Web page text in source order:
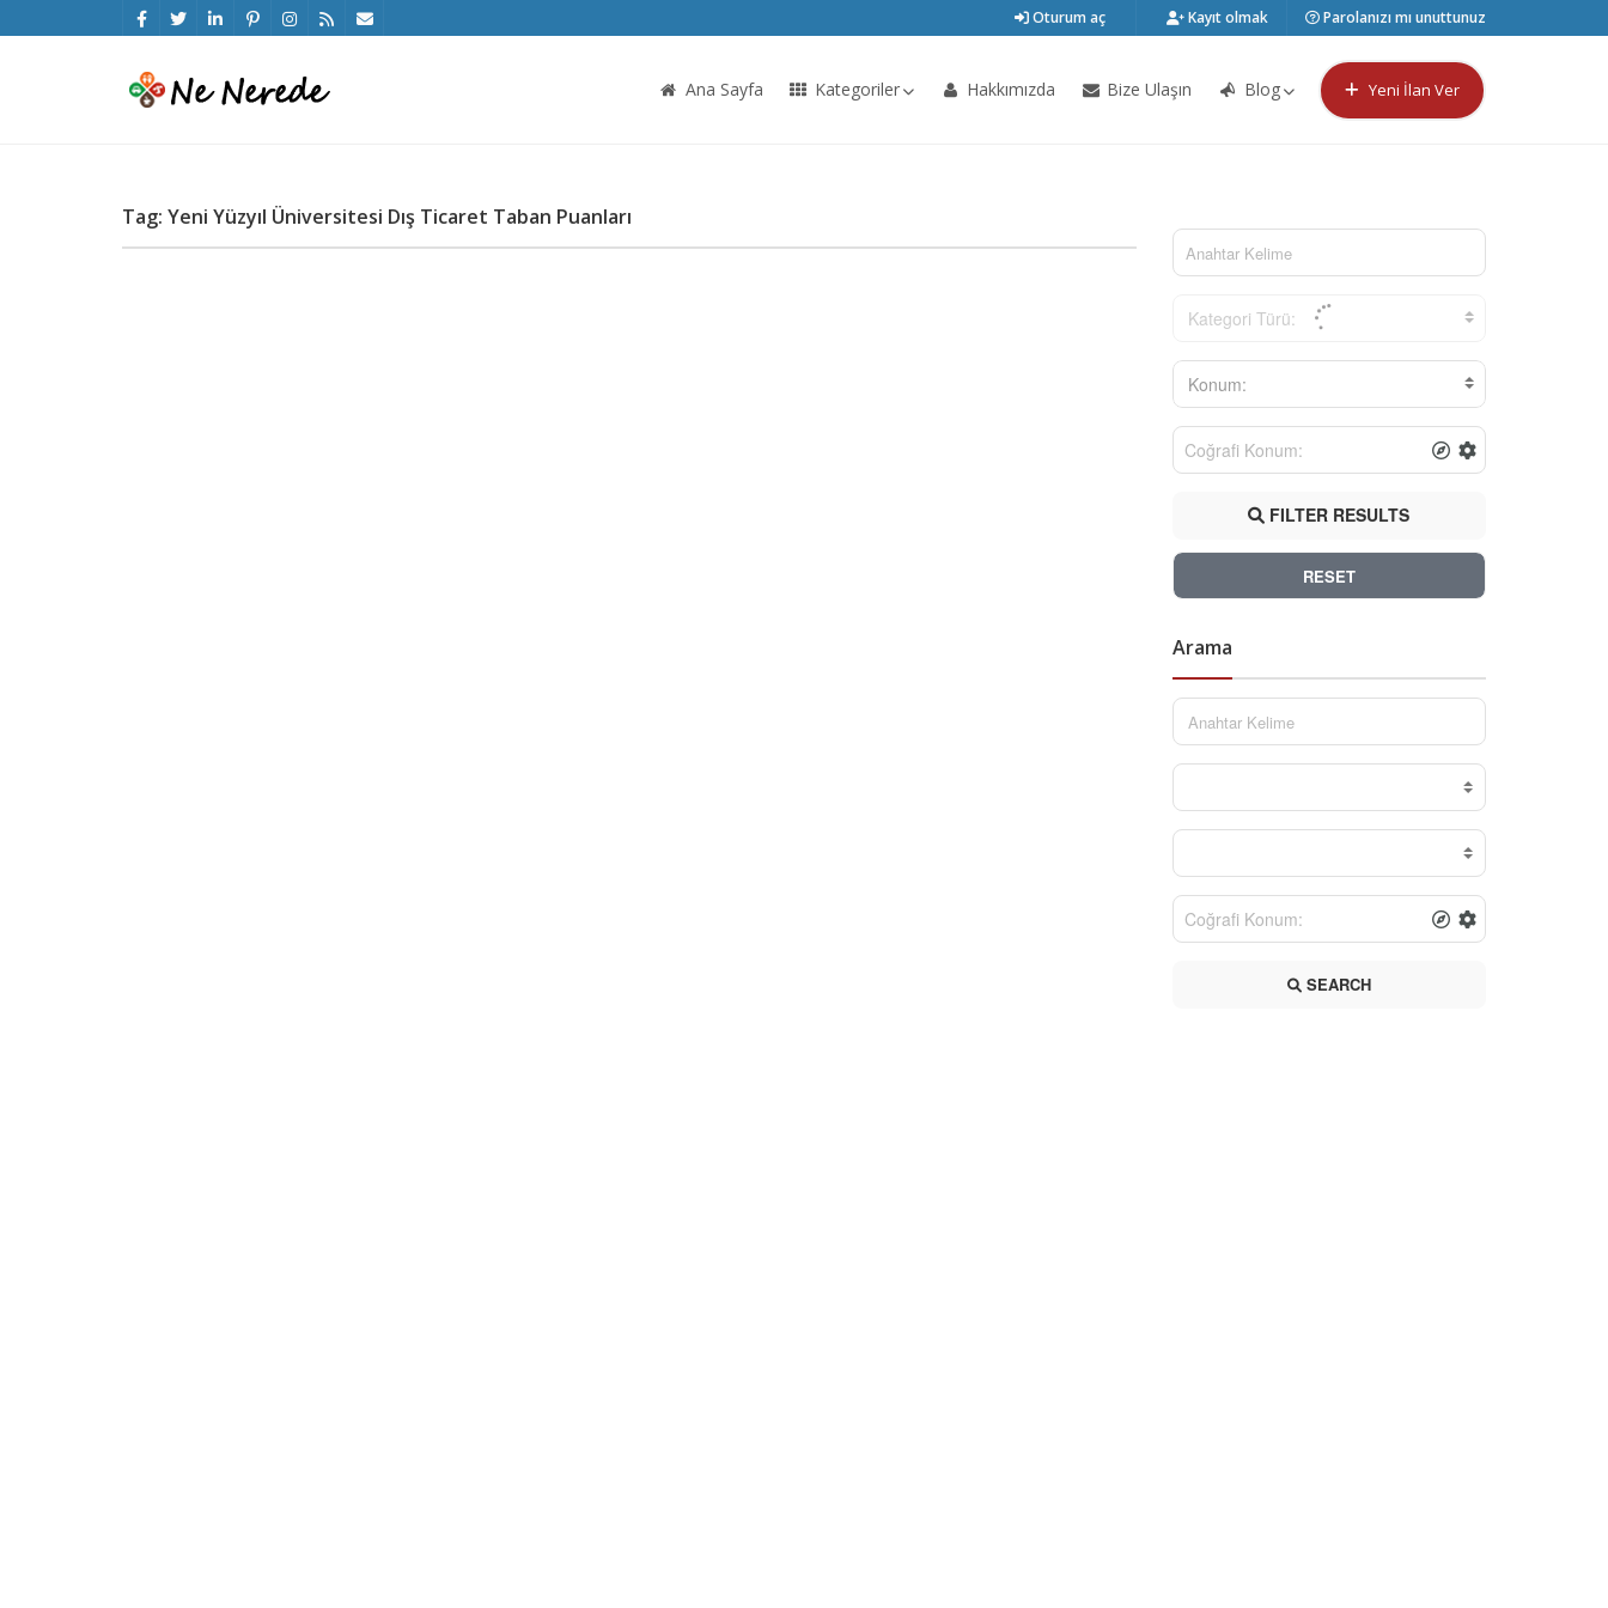
Oturum aç Kayıt olmak Parolanızı mı unuttunuz
Ana Sayfa Kategoriler Hakkımızda Bize Ulaşın Blog Yeni İlan Ver
Tag: Yeni Yüzyıl Üniversitesi Dış Ticaret Taban Puanları
Kategori Türü:
Konum:
FILTER RESULTS
RESET
Arama
SEARCH